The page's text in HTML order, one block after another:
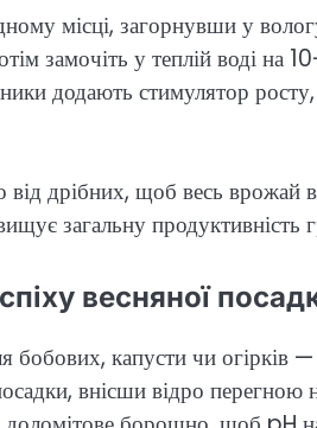
місці, загорнувши у
замочіть у теплій воді на
додають стимулятор
від дрібних, щоб весь врожай
загальну продуктивність
весняної
бобових, капусти чи огірків
внісши відро перегною